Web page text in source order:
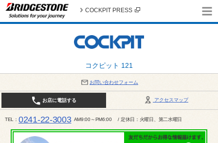
コクピット 121
COCKPIT PRESS
お問い合わせフォーム
アクセスマップ
お店に電話する
TEL 0241-22-3003 AM9:00～PM6:00 / 定休日：火曜日、第二水曜日